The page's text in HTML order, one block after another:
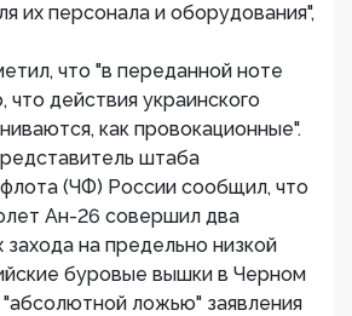
их персонала и оборудования",
что "в переданной ноте
действия украинского
как провокационные".
штаба
(ЧФ) России сообщил, что
Ан-26 совершил два
на предельно низкой
буровые вышки в Черном
ложью" заявления